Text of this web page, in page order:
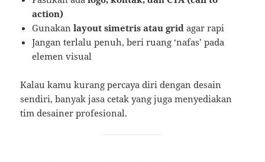
action)
Gunakanlayout simetris atau grid agar rapi
Jangan terlalu penuh, beri ruang ‘nafas’ pada
elemen visual
Kalau kamu kurang percaya diri dengan desain
sendiri, banyak jasa cetak yang juga menyediakan
tim desainer profesional.